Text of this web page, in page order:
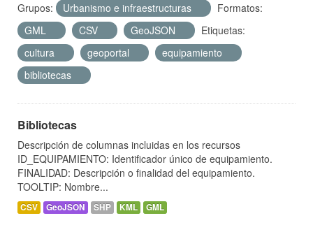
Grupos:
Urbanismo e infraestructuras
Formatos:
GML
CSV GeoJSON
Etiquetas:
cultura
geoportal
equipamiento
bibliotecas
Bibliotecas
Descripción de columnas incluidas en los recursos
ID_EQUIPAMIENTO: Identificador único de equipamiento.
FINALIDAD: Descripción o finalidad del equipamiento.
TOOLTIP: Nombre...
CSV GeoJSON SHP KML GML